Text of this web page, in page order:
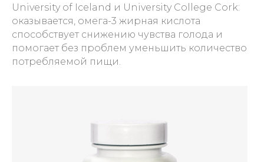
University of Iceland и University College Cork:
оказывается, омега-3 жирная кислота
способствует снижению чувства голода и
помогает без проблем уменьшить количество
потребляемой пищи.